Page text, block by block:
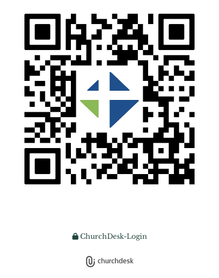
ChurchDesk-Login